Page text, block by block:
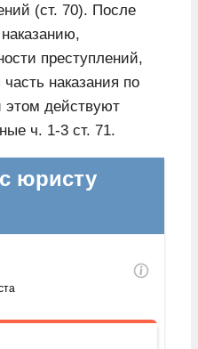
(ст. 70). После
преступлений,
наказания по
этом действуют
ч. 1-3 ст. 71.